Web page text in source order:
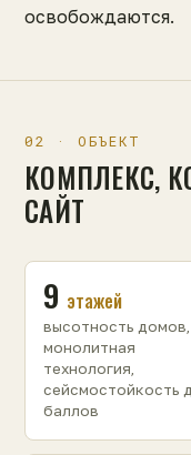
освобождаются.
02 · ОБЪЕКТ
КОМПЛЕКС,
САЙТ
9 этажей
высотность домов,
монолитная
технология,
сейсмостойкость
баллов